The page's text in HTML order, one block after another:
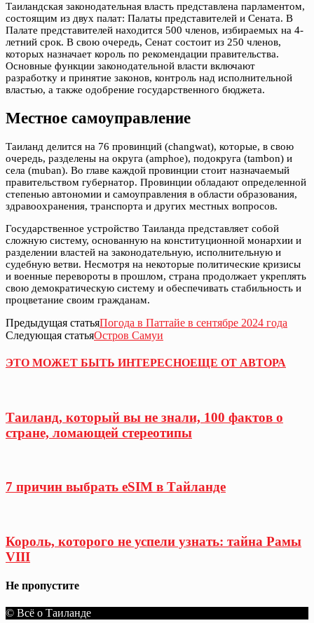
Таиландская законодательная власть представлена парламентом,
состоящим из двух палат: Палаты представителей и Сената. В
Палате представителей находится 500 членов, избираемых на 4-
летний срок. В свою очередь, Сенат состоит из 250 членов,
которых назначает король по рекомендации правительства.
Основные функции законодательной власти включают
разработку и принятие законов, контроль над исполнительной
властью, а также одобрение государственного бюджета.
Местное самоуправление
Таиланд делится на 76 провинций (changwat), которые, в свою
очередь, разделены на округа (amphoe), подокруга (tambon) и
села (muban). Во главе каждой провинции стоит назначаемый
правительством губернатор. Провинции обладают определенной
степенью автономии и самоуправления в области образования,
здравоохранения, транспорта и других местных вопросов.
Государственное устройство Таиланда представляет собой
сложную систему, основанную на конституционной монархии и
разделении властей на законодательную, исполнительную и
судебную ветви. Несмотря на некоторые политические кризисы
и военные перевороты в прошлом, страна продолжает укреплять
свою демократическую систему и обеспечивать стабильность и
процветание своим гражданам.
Предыдущая статьяПогода в Паттайе в сентябре 2024 года
Следующая статьяОстров Самуи
ЭТО МОЖЕТ БЫТЬ ИНТЕРЕСНОЕЩЕ ОТ АВТОРА
Таиланд, который вы не знали, 100 фактов о
стране, ломающей стереотипы
7 причин выбрать eSIM в Тайланде
Король, которого не успели узнать: тайна Рамы
VIII
Не пропустите
© Всё о Таиланде